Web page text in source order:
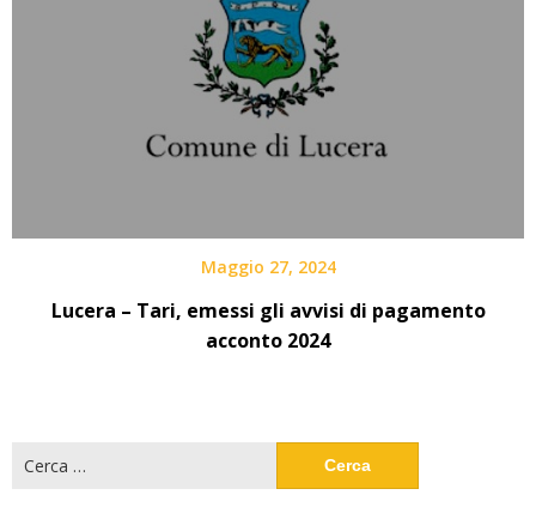
Maggio 27, 2024
Lucera – Tari, emessi gli avvisi di pagamento
acconto 2024
per: